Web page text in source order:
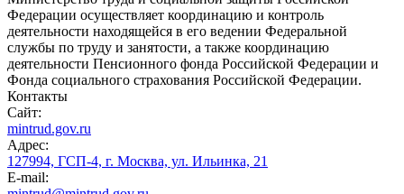
Федерации осуществляет координацию и контроль
деятельности находящейся в его ведении Федеральной
службы по труду и занятости, а также координацию
деятельности Пенсионного фонда Российской Федерации и
Фонда социального страхования Российской Федерации.
Контакты
Сайт:
mintrud.gov.ru
Адрес:
127994, ГСП-4, г. Москва, ул. Ильинка, 21
E-mail: